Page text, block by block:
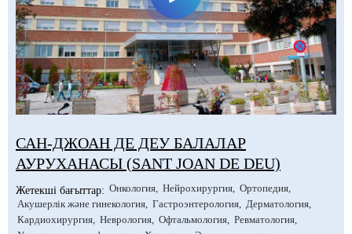
САН-ДЖОАН ДЕ ДЕУ БАЛАЛАР
АУРУХАНАСЫ (SANT JOAN DE DEU)
Жетекші бағыттар: Онкология Нейрохирургия Ортопедия
Акушерлік және гинекология Гастроэнтерология Дерматология
Кардиохирургия Неврология Офтальмология Ревматология